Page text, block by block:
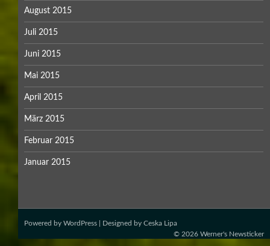
August 2015
Juli 2015
Juni 2015
Mai 2015
April 2015
März 2015
Februar 2015
Januar 2015
Powered by WordPress | Designed by Ceska Lipa
© 2026 Werner's Newsticker